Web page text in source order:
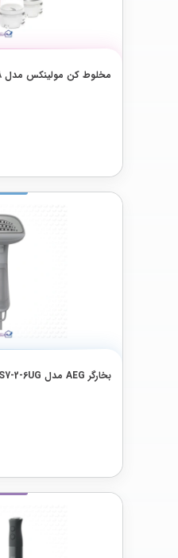
مخلوط كن مولینکس مدل LM238
بخارگر AEG مدل HS7-2-6UG